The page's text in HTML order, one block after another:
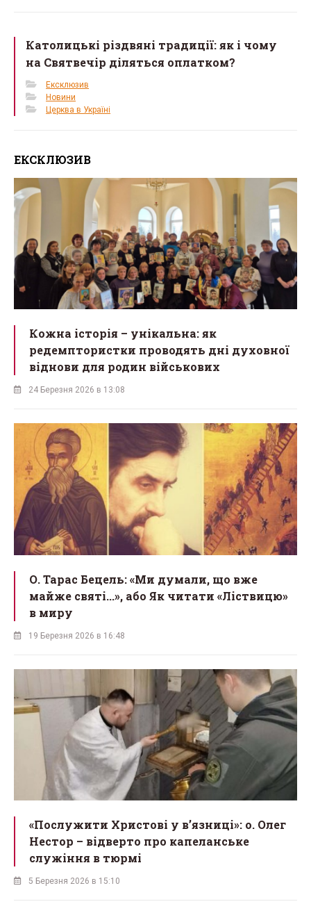
Католицькі різдвяні традиції: як і чому
на Святвечір діляться оплатком?
Ексклюзив
Новини
Церква в Україні
ЕКСКЛЮЗИВ
Кожна історія – унікальна: як
редемптористки проводять дні духовної
віднови для родин військових
24 Березня 2026 в 13:08
О. Тарас Бецель: «Ми думали, що вже
майже святі...», або Як читати «Ліствицю»
в миру
19 Березня 2026 в 16:48
«Послужити Христові у вʼязниці»: о. Олег
Нестор – відверто про капеланське
служіння в тюрмі
5 Березня 2026 в 15:10